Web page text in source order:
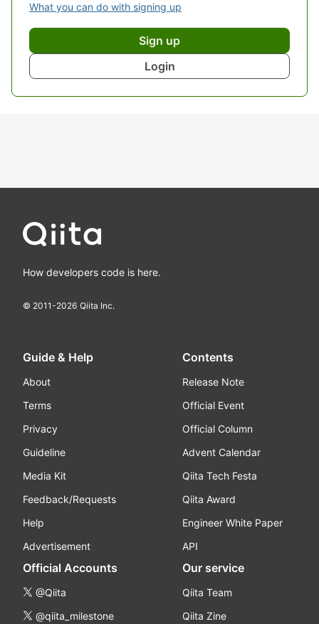
What you can do with signing up
Sign up
Login
How developers code is here.
© 2011-2026 Qiita Inc.
Guide & Help
About
Terms
Privacy
Guideline
Media Kit
Feedback/Requests
Help
Advertisement
Contents
Release Note
Official Event
Official Column
Advent Calendar
Qiita Tech Festa
Qiita Award
Engineer White Paper
API
Official Accounts
@Qiita
@qiita_milestone
Our service
Qiita Team
Qiita Zine